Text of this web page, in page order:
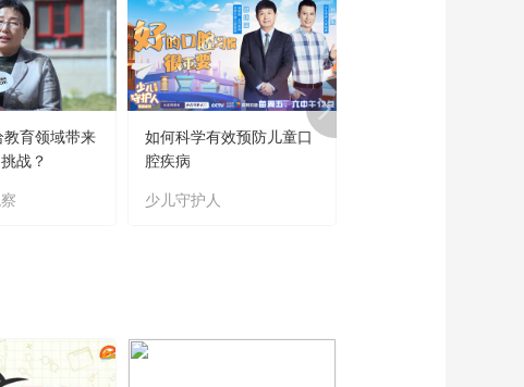
育领域带来
战？
如何科学有效预防儿童口
腔疾病
少儿守护人